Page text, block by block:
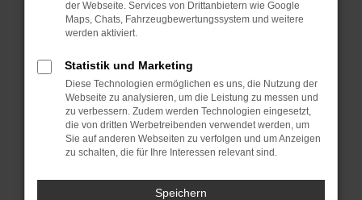
Starte dein Gerät neu.
vorübergehende Probleme zu beheben.
Stelle sicher, dass dein Browser und dein
Betriebssystem auf dem neuesten Stand
sind.
Veraltete Software birgt nicht nur ein
führen, dass bestimmte Funktionen nicht
der Webseite. Services von Drittanbietern wie Google
Maps, Chats, Fahrzeugbewertungssystem und weitere
werden aktiviert.
Statistik und Marketing
Diese Technologien ermöglichen es uns, die Nutzung der
Webseite zu analysieren, um die Leistung zu messen und
zu verbessern. Zudem werden Technologien eingesetzt,
die von dritten Werbetreibenden verwendet werden, um
Sie auf anderen Webseiten zu verfolgen und um Anzeigen
zu schalten, die für Ihre Interessen relevant sind.
Speichern